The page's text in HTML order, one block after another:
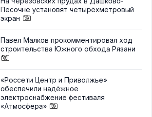
Песочне установят четырёхметровый
экран
Павел Малков прокомментировал ход
строительства Южного обхода Рязани
«Россети Центр и Приволжье»
обеспечили надёжное
электроснабжение фестиваля
«Атмосфера»